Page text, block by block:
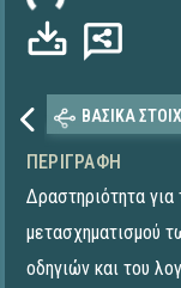
ΒΑΣΙΚΑ
ΠΕΡΙΓΡΑΦΉ
Δραστηριότητα για
μετασχηματισμού
οδηγιών και του